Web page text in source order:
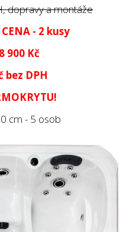
dopravy a montáže
- 2 kusy
900 Kč
bez DPH
cm - 5 osob